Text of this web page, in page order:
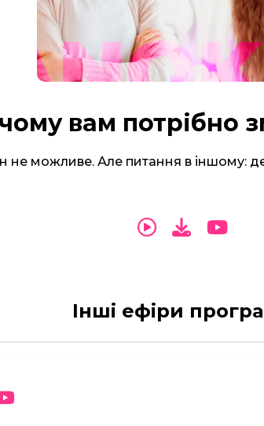
вам потрібно
не можливе. Але питання в іншому:
Інші ефіри